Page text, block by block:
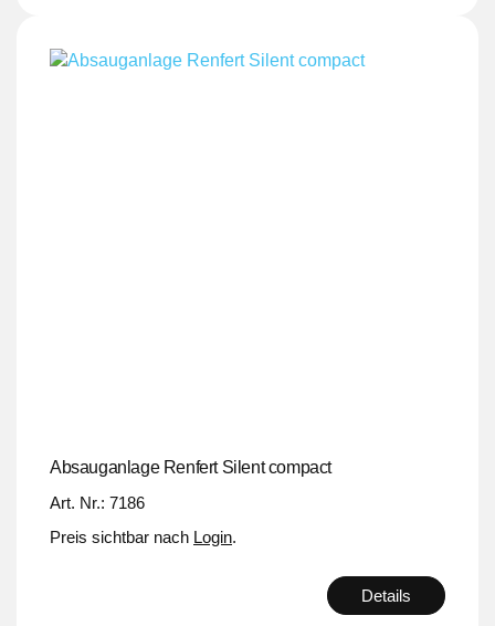
Absauganlage Renfert Silent compact
Art. Nr.: 7186
Preis sichtbar nach Login.
Details